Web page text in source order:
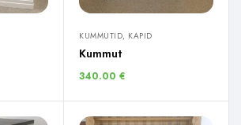
KUMMUTID, KAPID
Kummut
340.00 €